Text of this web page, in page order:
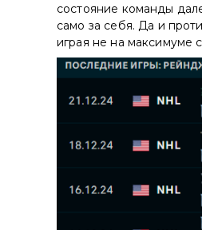
состояние команды
само за себя. Да и
играя не на максимуме